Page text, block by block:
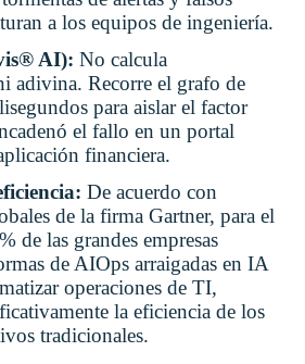
a los equipos de ingeniería.
AI): No calcula
adivina. Recorre el grafo de
para aislar el factor
el fallo en un portal
financiera.
De acuerdo con
de la firma Gartner, para el
de las grandes empresas
de AIOps arraigadas en IA
operaciones de TI,
la eficiencia de los
tradicionales.